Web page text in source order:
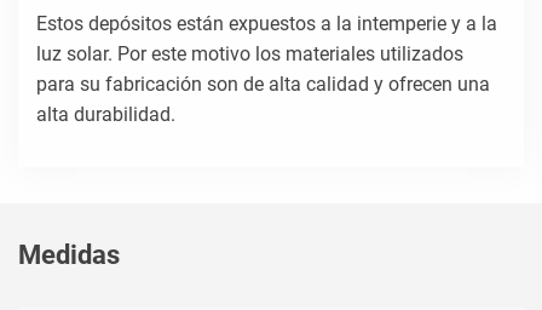
Estos depósitos están expuestos a la intemperie y a la
luz solar. Por este motivo los materiales utilizados
para su fabricación son de alta calidad y ofrecen una
alta durabilidad.
Medidas